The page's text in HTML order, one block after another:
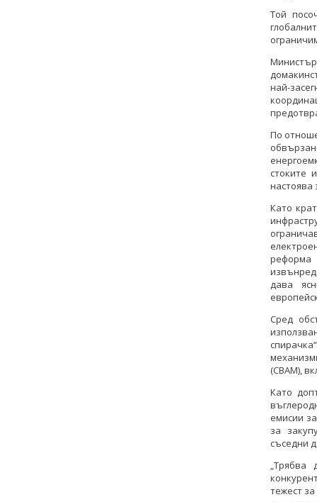
Той
най-
По
стоките
Като
реформа
дава
Сред
(CBAM),
Като
емисии
за
съседни
„Трябва
тежест